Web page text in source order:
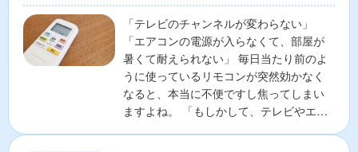
「テレビのチャンネルが変わらない」
「エアコンの電源が入らなくて、部屋が
暑くて耐えられない」 毎日当たり前のよ
うに使っているリモコンが突然効かなく
なると、本当に不便ですし焦ってしまい
ますよね。 「もしかして、テレビやエア